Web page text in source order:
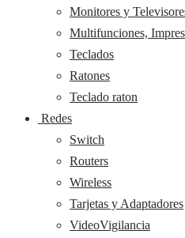
Monitores y
Multifunciones,
Teclados
Ratones
Teclado raton
Redes
Switch
Routers
Wireless
Tarjetas y Adaptadores
VideoVigilancia